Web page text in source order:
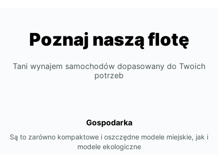
Poznaj naszą flotę
Tani wynajem samochodów dopasowany do Twoich
potrzeb
Gospodarka
Są to zarówno kompaktowe i oszczędne modele miejskie, jak i
modele ekologiczne